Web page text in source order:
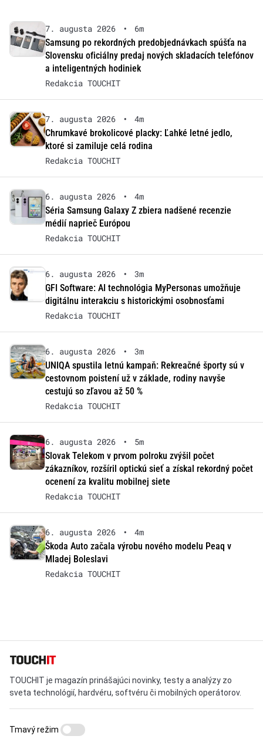
7. augusta 2026 •
6m
Samsung po rekordných predobjednávkach spúšťa na
Slovensku oficiálny predaj nových skladacích telefónov
a inteligentných hodiniek
Redakcia TOUCHIT
7. augusta 2026 •
4m
Chrumkavé brokolicové placky: Ľahké letné jedlo,
ktoré si zamiluje celá rodina
Redakcia TOUCHIT
6. augusta 2026 •
4m
Séria Samsung Galaxy Z zbiera nadšené recenzie
médií naprieč Európou
Redakcia TOUCHIT
6. augusta 2026 •
3m
GFI Software: AI technológia MyPersonas umožňuje
digitálnu interakciu s historickými osobnosťami
Redakcia TOUCHIT
6. augusta 2026 •
3m
UNIQA spustila letnú kampaň: Rekreačné športy sú v
cestovnom poistení už v základe, rodiny navyše
cestujú so zľavou až 50 %
Redakcia TOUCHIT
6. augusta 2026 •
5m
Slovak Telekom v prvom polroku zvýšil počet
zákazníkov, rozšíril optickú sieť a získal rekordný počet
ocenení za kvalitu mobilnej siete
Redakcia TOUCHIT
6. augusta 2026 •
4m
Škoda Auto začala výrobu nového modelu Peaq v
Mladej Boleslavi
Redakcia TOUCHIT
TOUCHIT je magazín prinášajúci novinky, testy a analýzy zo
sveta technológií, hardvéru, softvéru či mobilných operátorov.
Tmavý režim